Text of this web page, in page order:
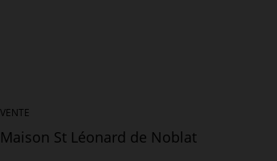
VENTE
Maison St Léonard de Noblat